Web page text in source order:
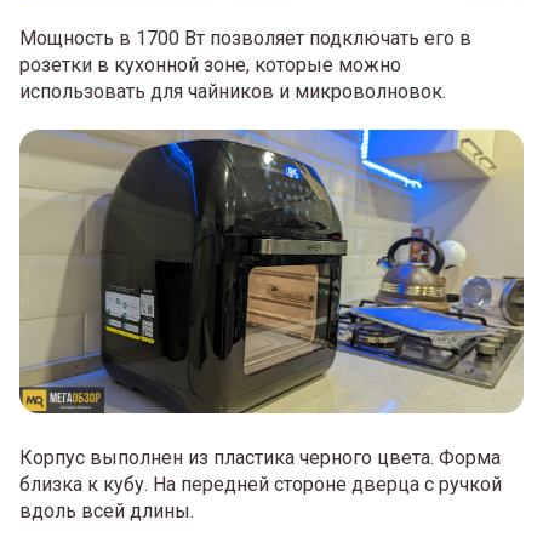
Мощность в 1700 Вт позволяет подключать его в
розетки в кухонной зоне, которые можно
использовать для чайников и микроволновок.
Корпус выполнен из пластика черного цвета. Форма
близка к кубу. На передней стороне дверца с ручкой
вдоль всей длины.